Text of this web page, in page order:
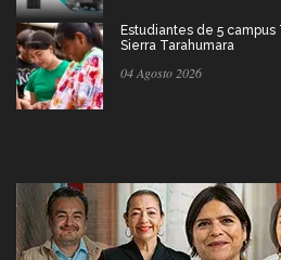
Estudiantes de 5
Sierra Tarahumara
04 Agosto 2026